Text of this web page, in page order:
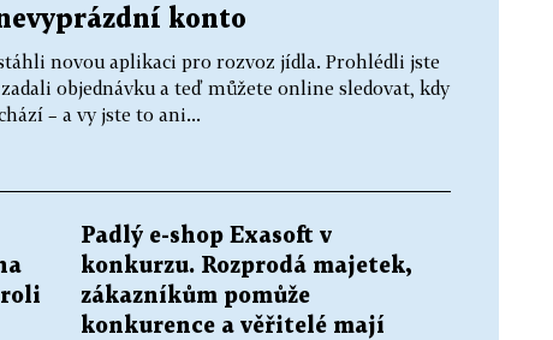
konto
novou aplikaci pro rozvoz jídla. Prohlédli jste
objednávku a teď můžete online sledovat, kdy
– a vy jste to ani...
roli
Padlý e-shop Exasoft v
konkurzu. Rozprodá majetek,
zákazníkům pomůže
konkurence a věřitelé mají